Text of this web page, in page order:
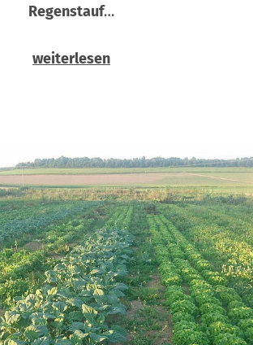
Regenstauf…
weiterlesen